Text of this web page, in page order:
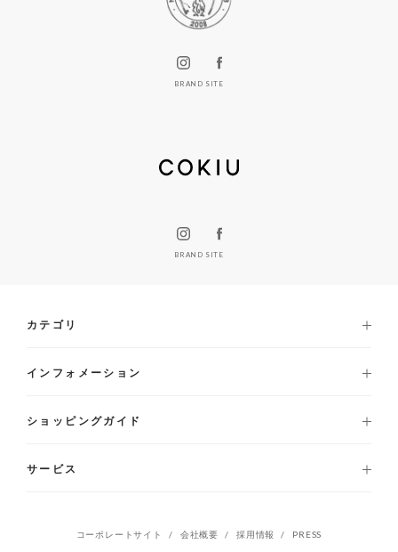
BRAND SITE
BRAND SITE
カテゴリ
インフォメーション
ショッピングガイド
サービス
コーポレートサイト 会社概要 採用情報 PRESS